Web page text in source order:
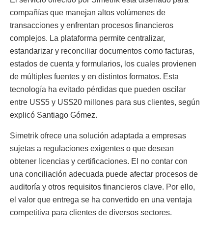
compañías que manejan altos volúmenes de
transacciones y enfrentan procesos financieros
complejos. La plataforma permite centralizar,
estandarizar y reconciliar documentos como facturas,
estados de cuenta y formularios, los cuales provienen
de múltiples fuentes y en distintos formatos. Esta
tecnología ha evitado pérdidas que pueden oscilar
entre US$5 y US$20 millones para sus clientes, según
explicó Santiago Gómez.
Simetrik ofrece una solución adaptada a empresas
sujetas a regulaciones exigentes o que desean
obtener licencias y certificaciones. El no contar con
una conciliación adecuada puede afectar procesos de
auditoría y otros requisitos financieros clave. Por ello,
el valor que entrega se ha convertido en una ventaja
competitiva para clientes de diversos sectores.